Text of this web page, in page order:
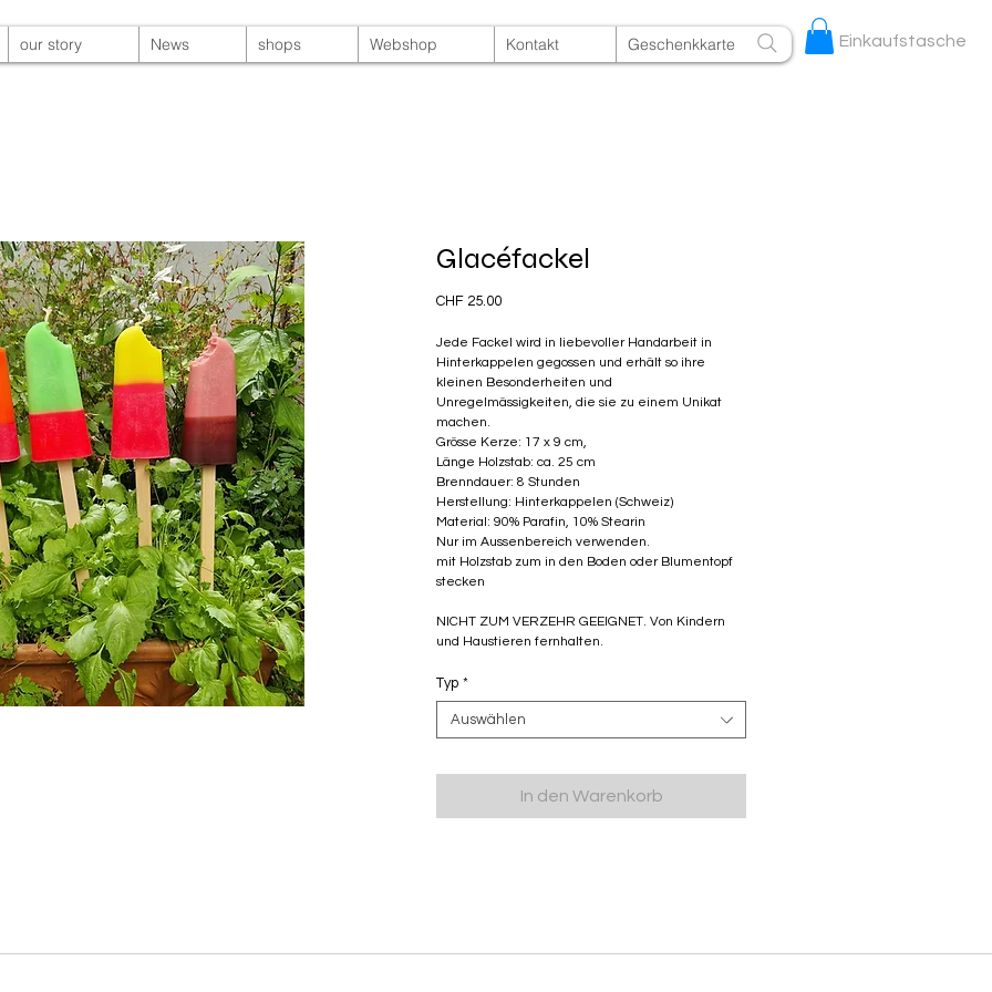
our story News shops Webshop Kontakt Geschenkkarte Einkaufstasche
Glacéfackel
CHF 25.00Preis
Jede Fackel wird in liebevoller Handarbeit in
Hinterkappelen gegossen und erhält so ihre
kleinen Besonderheiten und
Unregelmässigkeiten, die sie zu einem Unikat
machen.
Grösse Kerze: 17 x 9 cm,
Länge Holzstab: ca. 25 cm
Brenndauer: 8 Stunden
Herstellung: Hinterkappelen (Schweiz)
Material: 90% Parafin, 10% Stearin
Nur im Aussenbereich verwenden.
mit Holzstab zum in den Boden oder Blumentopf
stecken
NICHT ZUM VERZEHR GEEIGNET. Von Kindern
und Haustieren fernhalten.
Typ *
Auswählen
In den Warenkorb